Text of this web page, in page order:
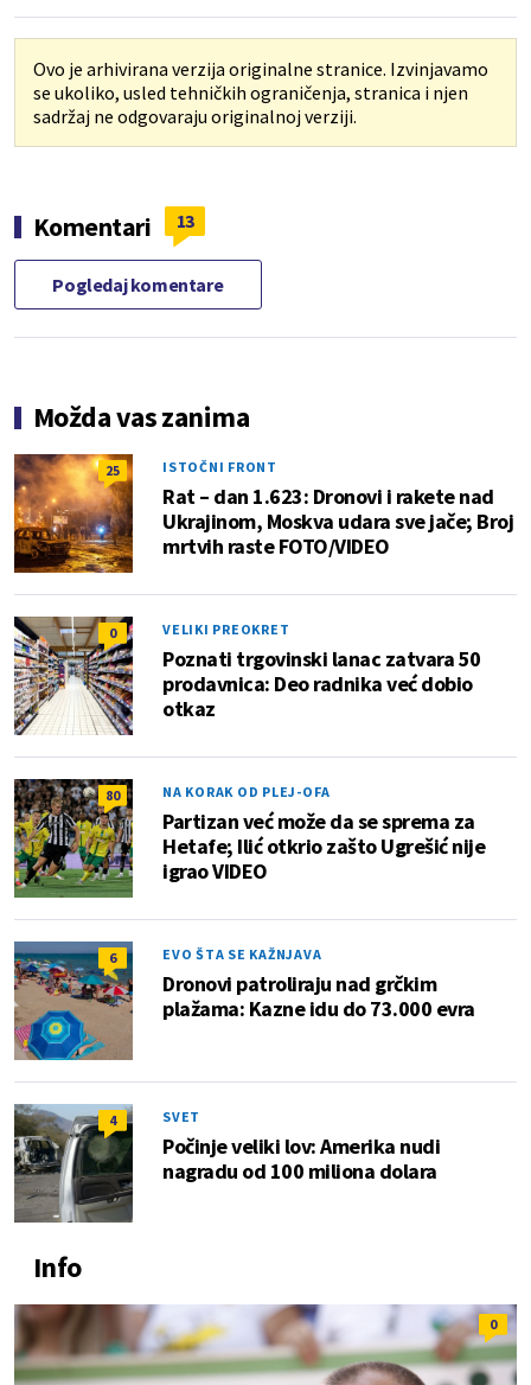
Ovo je arhivirana verzija originalne stranice. Izvinjavamo
se ukoliko, usled tehničkih ograničenja, stranica i njen
sadržaj ne odgovaraju originalnoj verziji.
Komentari 13
Pogledaj komentare
Možda vas zanima
25 ISTOČNI FRONT
Rat – dan 1.623: Dronovi i rakete nad
Ukrajinom, Moskva udara sve jače; Broj
mrtvih raste FOTO/VIDEO
0 VELIKI PREOKRET
Poznati trgovinski lanac zatvara 50
prodavnica: Deo radnika već dobio
otkaz
80 NA KORAK OD PLEJ-OFA
Partizan već može da se sprema za
Hetafe; Ilić otkrio zašto Ugrešić nije
igrao VIDEO
6 EVO ŠTA SE KAŽNJAVA
Dronovi patroliraju nad grčkim
plažama: Kazne idu do 73.000 evra
4 SVET
Počinje veliki lov: Amerika nudi
nagradu od 100 miliona dolara
Info
0